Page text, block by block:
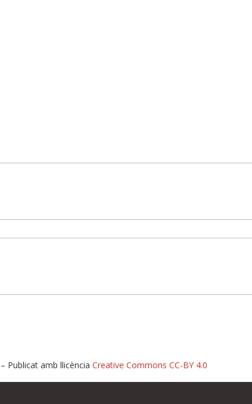
– Publicat amb llicència Creative Commons CC-BY 4.0